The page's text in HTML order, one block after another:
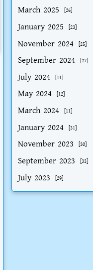
March 2025 [26]
January 2025 [23]
November 2024 [25]
September 2024 [27]
July 2024 [11]
May 2024 [12]
March 2024 [11]
January 2024 [31]
November 2023 [30]
September 2023 [33]
July 2023 [29]